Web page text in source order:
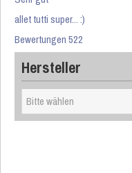
allet tutti super... :)
Bewertungen 522
Hersteller